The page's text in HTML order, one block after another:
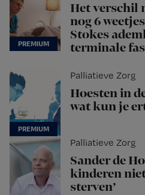
Het verschil
nog 6
Stokes
terminale
Palliatieve Zorg
Hoesten in
wat kun je
Palliatieve Zorg
Sander de
kinderen
sterven’